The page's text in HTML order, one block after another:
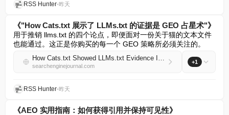
RSS Hunter•昨天
《"How Cats.txt 展示了 LLMs.txt 的证据是 GEO 占星术"》
用于推销 llms.txt 的四个论点，即便面对一份关于猫的文本文件
也能通过。这正是你购买的每一个 GEO 策略所必须关注的。
How Cats.txt Showed LLMs.txt Evidence Is GEO Astrology
searchenginejournal.com
+1
RSS Hunter•昨天
《AEO 实用指南：如何获得引用并保持可见性》